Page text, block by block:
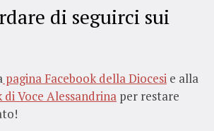
di seguirci sui
pagina Facebook della Diocesi e alla
di Voce Alessandrina per restare